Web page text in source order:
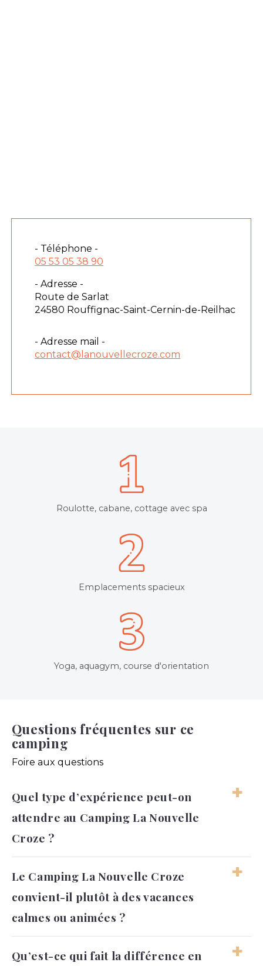
Roulotte, cabane, cottage avec spa
Emplacements spacieux
Yoga, aquagym, course d'orientation
- Téléphone -
05 53 05 38 90
- Adresse -
Route de Sarlat
24580 Rouffignac-Saint-Cernin-de-Reilhac
- Adresse mail -
contact@lanouvellecroze.com
Questions fréquentes sur ce
camping
Foire aux questions
Quel type d’expérience peut-on
attendre au Camping La Nouvelle
Croze ?
On peut s’attendre à un séjour calme,
confortable et proche de la nature.
L’ambiance semble adaptée aux vacanciers
avec des services utiles et un cadre soigné.
Le Camping La Nouvelle Croze
convient-il plutôt à des vacances
calmes ou animées ?
Le camping correspond davantage à des
vacances calmes, avec une place importante
Qu’est-ce qui fait la différence en